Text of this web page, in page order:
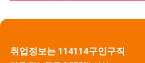
취업정보는 114114구인구직